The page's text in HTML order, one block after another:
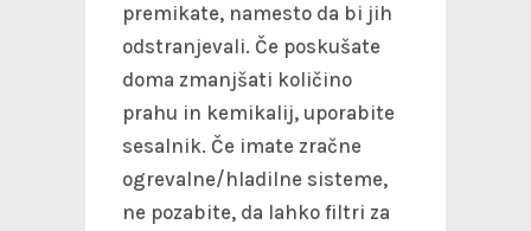
premikate, namesto da bi jih
odstranjevali. Če poskušate
doma zmanjšati količino
prahu in kemikalij, uporabite
sesalnik. Če imate zračne
ogrevalne/hladilne sisteme,
ne pozabite, da lahko filtri za